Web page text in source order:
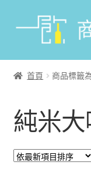
首頁
香檳/氣泡酒
威士忌
首頁 商品標籤
純米